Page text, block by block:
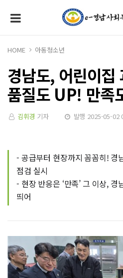
HOME 아동청소년
경남도, 어린이집
품질도 UP! 만족
김휘경 기자 발행 2025-05-02
- 공급부터 현장까지 꼼꼼히! 경
점검 실시
- 현장 반응은 ‘만족’ 그 이상,
띄어